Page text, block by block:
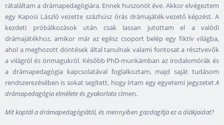
rátaláltam a drámapedagógiára. Ennek huszonöt éve. Akkor elvégeztem
egy Kaposi László vezette százhúsz órás drámajáték-vezető képzést. A
kezdeti próbálkozások után csak lassan jutottam el a valódi
drámajátékhoz, amikor már az egész csoport belép egy fiktív világba,
ahol a meghozott döntések által tanulnak valami fontosat a résztvevők
a világról és önmagukról. Később PhD-munkámban az irodalomórák és
a drámapedagógia kapcsolatával foglalkoztam, majd saját tudásom
rendszerezésében is sokat segített, hogy írtam egy egyetemi jegyzetetA
drámapedagógia elmélete és gyakorlatacímen.
Mit kaptál a drámapedagógiától, és mennyiben gazdagítja ez a diákjaidat?